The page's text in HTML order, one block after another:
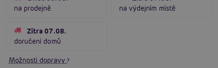
na prodejně
na výdejním místě
Zítra 07.08.
doručení domů
Možnosti dopravy